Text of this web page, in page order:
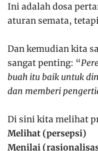
Ini adalah dosa
aturan semata,
Dan kemudian kita
sangat penting: “
buah itu baik untuk
dan memberi
Di sini kita melihat
Melihat (persepsi)
Menilai